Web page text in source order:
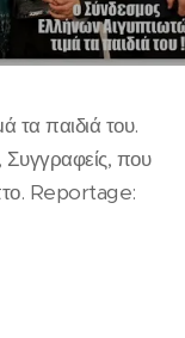
τα παιδιά του.
Συγγραφείς, που
Reportage: